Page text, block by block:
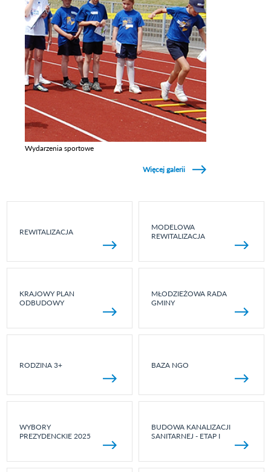
Wydarzenia sportowe
Więcej galerii
REWITALIZACJA
MODELOWA
REWITALIZACJA
KRAJOWY PLAN
ODBUDOWY
MŁODZIEŻOWA RADA
GMINY
RODZINA 3+ BAZA NGO
WYBORY
PREZYDENCKIE 2025
BUDOWA KANALIZACJI
SANITARNEJ - ETAP I